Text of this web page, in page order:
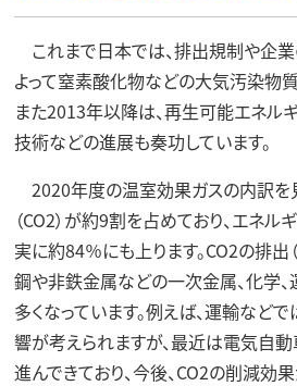
これまで日本では、排出規制や企
よって窒素酸化物などの大気汚染物
また2013年以降は、再生可能エネル
技術などの進展も奏功しています。
2020年度の温室効果ガスの内訳を
（CO2）が約9割を占めており、エネ
実に約84％にも上ります。CO2の排出
鋼や非鉄金属などの一次金属、化学
多くなっています。例えば、運輸など
響が考えられますが、最近は電気自動
進んできており、今後、CO2の削減効